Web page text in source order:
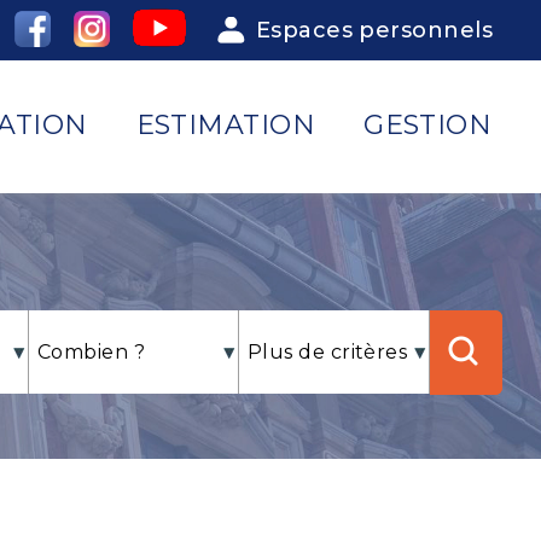
Espaces personnels
ESTIMATION GESTION